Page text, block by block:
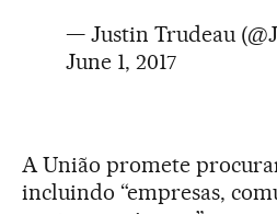
— Justin Trudeau
June 1, 2017
A União promete
incluindo “empresas,